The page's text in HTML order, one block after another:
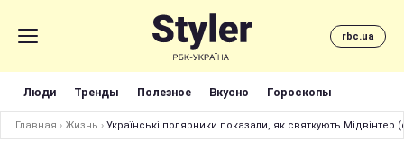
rbc.ua
Люди Тренды Полезное Вкусно Гороскопы
Главная › Жизнь › Українські полярники показали, як святкують Мідвінтер